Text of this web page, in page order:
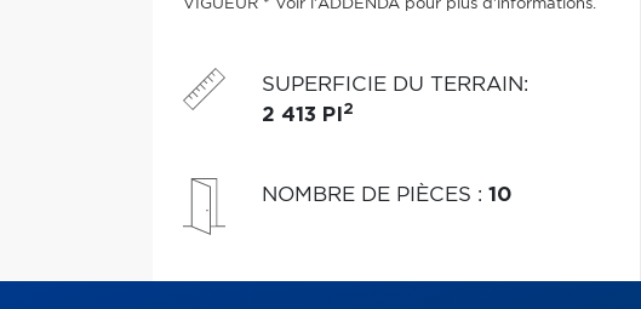
VIGUEUR * Voir l'ADDENDA pour plus d'informations.
SUPERFICIE DU TERRAIN:
2 413 PI 2
NOMBRE DE PIÈCES : 10